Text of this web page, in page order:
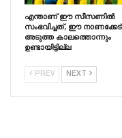
എന്താണ് ഈ സീസണിൽ
സംഭവിച്ചത്, ഈ നാണക്കേട്
അടുത്ത കാലത്തൊന്നും
ഉണ്ടായിട്ടില്ല
PREV NEXT